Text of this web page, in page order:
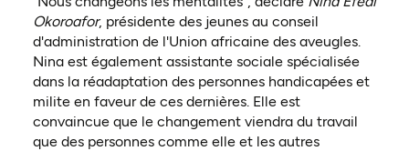
Okoroafor, présidente des jeunes au conseil
d'administration de l'Union africaine des aveugles.
Nina est également assistante sociale spécialisée
dans la réadaptation des personnes handicapées et
milite en faveur de ces dernières. Elle est
convaincue que le changement viendra du travail
que des personnes comme elle et les autres